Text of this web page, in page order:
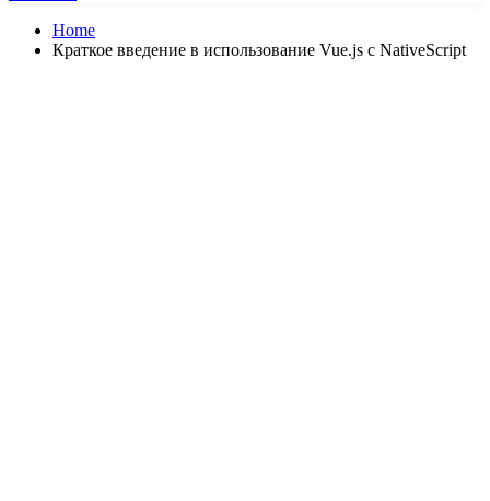
Home
Краткое введение в использование Vue.js с NativeScript